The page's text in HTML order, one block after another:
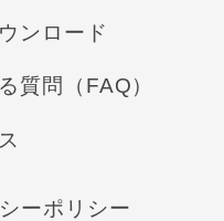
ンロード
質問（FAQ）
ーポリシー